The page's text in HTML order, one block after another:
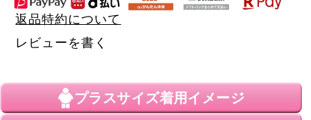
返品特約について
レビューを書く
プラスサイズ着用イメージ